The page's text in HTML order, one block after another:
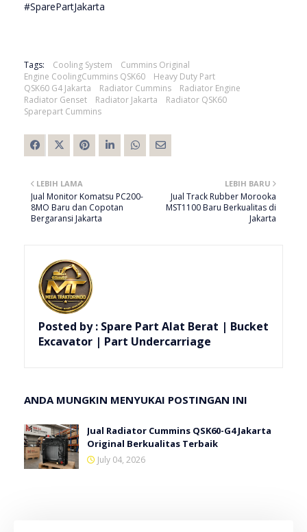
#SparePartJakarta
Tags: Cooling System
Cummins Original
Engine CoolingCummins QSK60
Heavy Duty Part
QSK60 G4 Jakarta
Radiator Cummins
Radiator Engine
Radiator Genset
Radiator Jakarta
Radiator QSK60
Sparepart Cummins
LEBIH BARU
Jual Track Rubber Morooka
MST1100 Baru Berkualitas di
Jakarta
LEBIH LAMA
Jual Monitor Komatsu PC200-
8MO Baru dan Copotan
Bergaransi Jakarta
Posted by : Spare Part Alat Berat | Bucket
Excavator | Part Undercarriage
ANDA MUNGKIN MENYUKAI POSTINGAN INI
Jual Radiator Cummins QSK60-G4 Jakarta
Original Berkualitas Terbaik
July 04, 2026